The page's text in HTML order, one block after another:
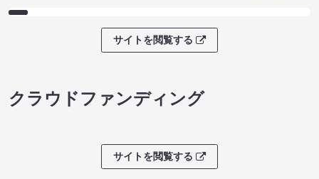
サイトを閲覧する
クラウドファンディング
サイトを閲覧する